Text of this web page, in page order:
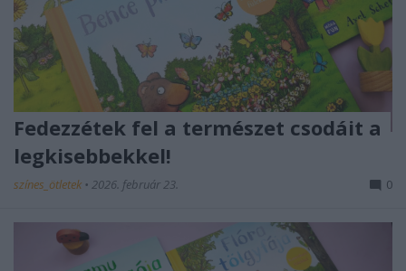
Fedezzétek fel a természet csodáit a
legkisebbekkel!
színes_ötletek • 2026. február 23. 0